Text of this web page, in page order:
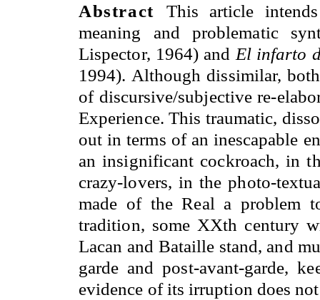
Abstract This article
meaning and problematic
Lispector, 1964) and El infarto
1994). Although dissimilar,
of discursive/subjective re-
Experience. This traumatic,
out in terms of an inescapable
an insignificant cockroach, in
crazy-lovers, in the photo-
made of the Real a problem
tradition, some XXth century
Lacan and Bataille stand, and
garde and post-avant-garde,
evidence of its irruption does